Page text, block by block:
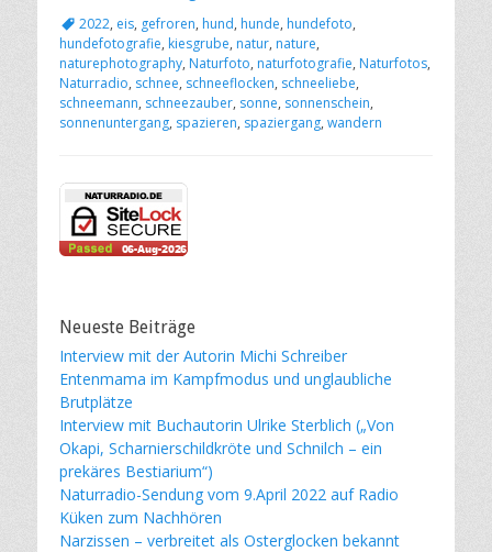
Schlagworte
2022, eis, gefroren, hund, hunde, hundefoto,
hundefotografie, kiesgrube, natur, nature,
naturephotography, Naturfoto, naturfotografie, Naturfotos,
Naturradio, schnee, schneeflocken, schneeliebe,
schneemann, schneezauber, sonne, sonnenschein,
sonnenuntergang, spazieren, spaziergang, wandern
Neueste Beiträge
Interview mit der Autorin Michi Schreiber
Entenmama im Kampfmodus und unglaubliche
Brutplätze
Interview mit Buchautorin Ulrike Sterblich („Von
Okapi, Scharnierschildkröte und Schnilch – ein
prekäres Bestiarium“)
Naturradio-Sendung vom 9.April 2022 auf Radio
Küken zum Nachhören
Narzissen – verbreitet als Osterglocken bekannt